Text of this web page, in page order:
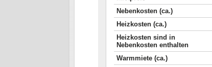
Nebenkosten (ca.)
Heizkosten (ca.)
Heizkosten sind in
Nebenkosten enthalten
Warmmiete (ca.)